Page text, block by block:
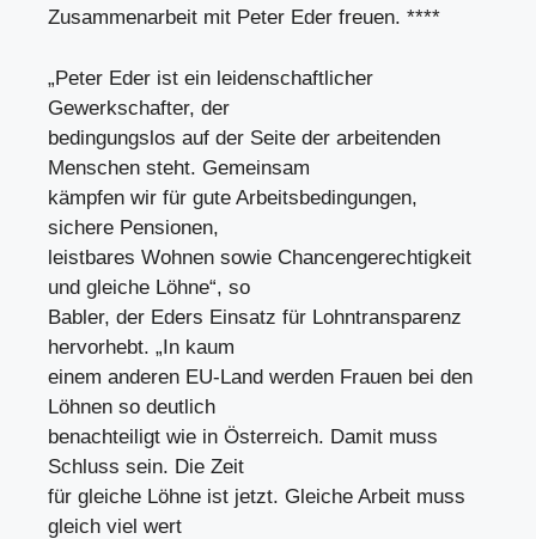
Zusammenarbeit mit Peter Eder freuen. ****
„Peter Eder ist ein leidenschaftlicher
Gewerkschafter, der
bedingungslos auf der Seite der arbeitenden
Menschen steht. Gemeinsam
kämpfen wir für gute Arbeitsbedingungen,
sichere Pensionen,
leistbares Wohnen sowie Chancengerechtigkeit
und gleiche Löhne“, so
Babler, der Eders Einsatz für Lohntransparenz
hervorhebt. „In kaum
einem anderen EU-Land werden Frauen bei den
Löhnen so deutlich
benachteiligt wie in Österreich. Damit muss
Schluss sein. Die Zeit
für gleiche Löhne ist jetzt. Gleiche Arbeit muss
gleich viel wert